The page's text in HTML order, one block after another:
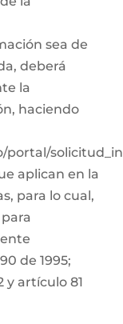
sea de
deberá
la
haciendo
aplican en la
para lo cual,
de 1995;
y artículo 81